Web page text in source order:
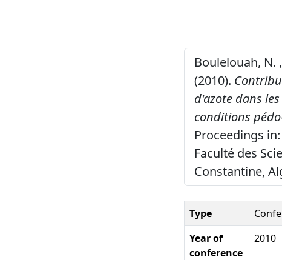
Boulelouah, N.
(2010).
d'azote dans
conditions
Proceedings
Faculté des
Constantine,
Type
Year of
conference
2010